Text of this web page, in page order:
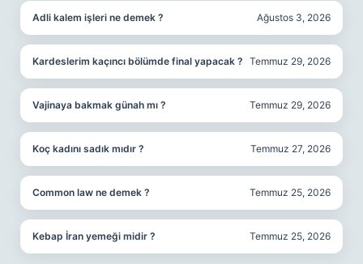
Adli kalem işleri ne demek ? Ağustos 3, 2026
Kardeslerim kaçıncı bölümde final yapacak ? Temmuz 29, 2026
Vajinaya bakmak günah mı ? Temmuz 29, 2026
Koç kadını sadık mıdır ? Temmuz 27, 2026
Common law ne demek ? Temmuz 25, 2026
Kebap İran yemeği midir ? Temmuz 25, 2026